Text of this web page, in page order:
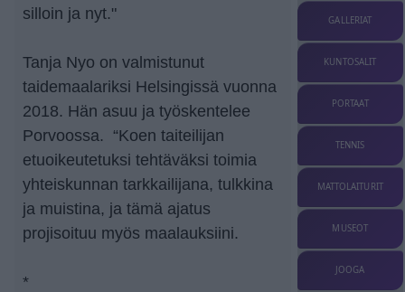
silloin ja nyt."
Tanja Nyo on valmistunut
taidemaalariksi Helsingissä vuonna
2018. Hän asuu ja työskentelee
Porvoossa. “Koen taiteilijan
etuoikeutetuksi tehtäväksi toimia
yhteiskunnan tarkkailijana, tulkkina
ja muistina, ja tämä ajatus
projisoituu myös maalauksiini.
*
GALLERIAT
KUNTOSALIT
PORTAAT
TENNIS
MATTOLAITURIT
MUSEOT
JOOGA